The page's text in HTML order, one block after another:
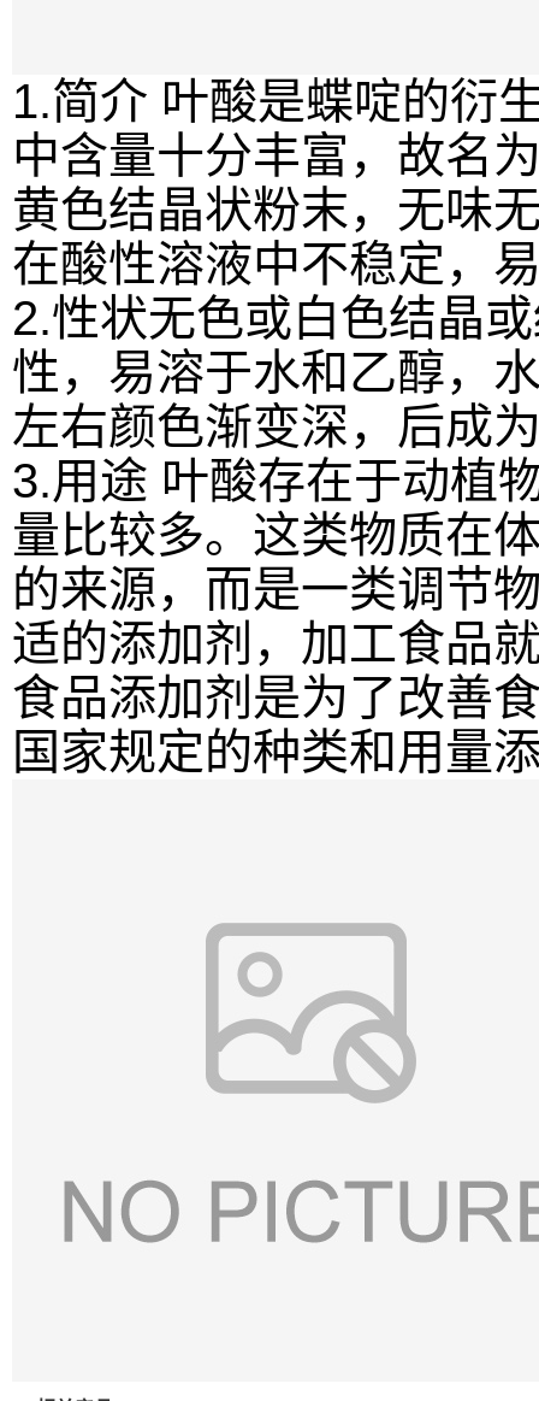
1.简介 叶酸是蝶啶的衍
中含量十分丰富，故名
黄色结晶状粉末，无味
在酸性溶液中不稳定，
2.性状无色或白色结晶
性，易溶于水和乙醇，
左右颜色渐变深，后成
3.用途 叶酸存在于动植
量比较多。这类物质在
的来源，而是一类调节
适的添加剂，加工食品
食品添加剂是为了改善
国家规定的种类和用量